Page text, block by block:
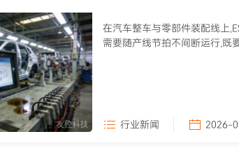
在汽车整车与零部件装配线上
需要随产线节拍不间断运行,既
行业新闻 2026-